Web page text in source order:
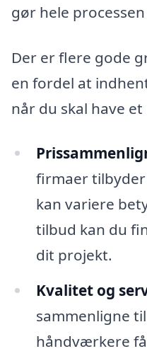
gør hele
Der er flere gode
en fordel at
når du skal have
firmaer
kan variere
tilbud kan du
dit projekt.
Kvalitet og
sammenligne
håndværkere